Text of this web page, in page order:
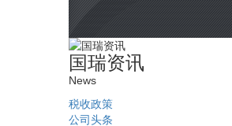
国瑞资讯
News
税收政策
公司头条